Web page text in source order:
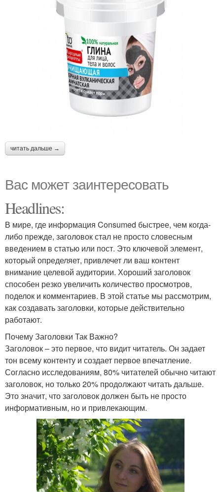
читать дальше →
Вас может заинтересовать
Headlines:
В мире, где информация Consumed быстрее, чем когда-
либо прежде, заголовок стал не просто словесным
введением в статью или пост. Это ключевой элемент,
который определяет, привлечет ли ваш контент
внимание целевой аудитории. Хороший заголовок
способен резко увеличить количество просмотров,
поделок и комментариев. В этой статье мы рассмотрим,
как создавать заголовки, которые действительно
работают.
Почему Заголовки Так Важно?
Заголовок – это первое, что видит читатель. Он задает
тон всему контенту и создает первое впечатление.
Согласно исследованиям, 80% читателей обычно читают
заголовок, но только 20% продолжают читать дальше.
Это значит, что заголовок должен быть не просто
информативным, но и привлекающим.